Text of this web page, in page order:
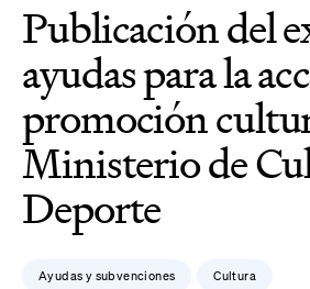
Publicación del
ayudas para la
promoción
Ministerio de
Deporte
Ayudas y subvenciones Cultura